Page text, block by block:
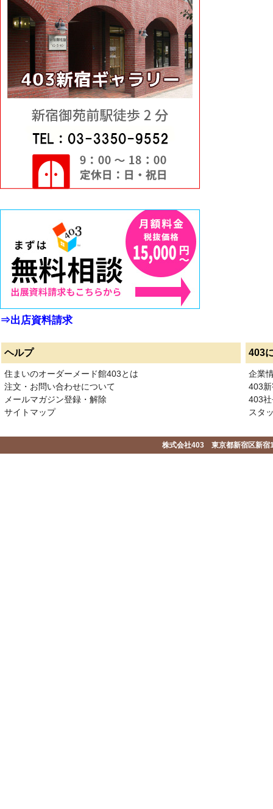
⇒出店資料請求
ヘルプ 403
住まいのオーダーメード館403とは
注文・お問い合わせについて
メールマガジン登録・解除
サイトマップ
企業
403
403
スタ
株式会社403 東京都新宿区新